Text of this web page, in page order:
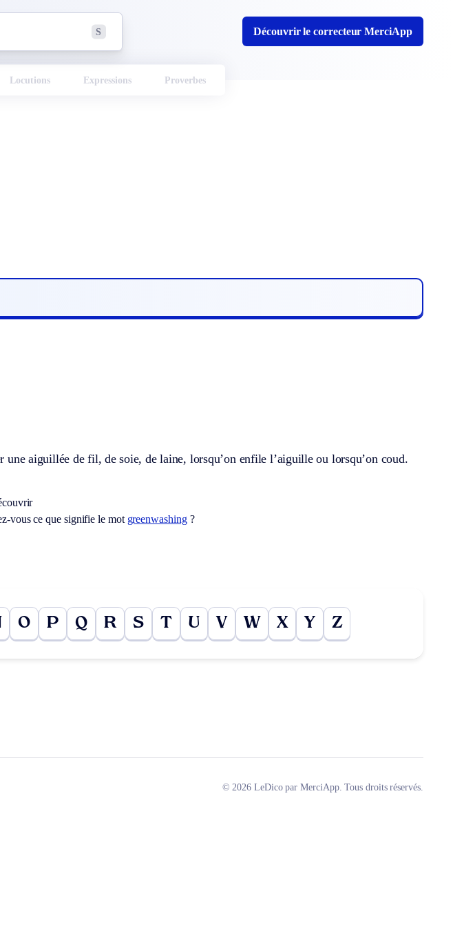
S Découvrir le correcteur MerciApp
Locutions Expressions Proverbes
une aiguillée de fil, de soie, de laine, lorsqu’on enfile l’aiguille ou lorsqu’on coud.
vous ce que signifie le mot greenwashing?
O P Q R S T U V W X Y Z
© 2026 LeDico par MerciApp. Tous droits réservés.